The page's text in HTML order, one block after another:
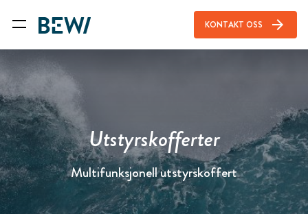
KONTAKT OSS arrow_forward
Utstyrskofferter
Multifunksjonell utstyrskoffert